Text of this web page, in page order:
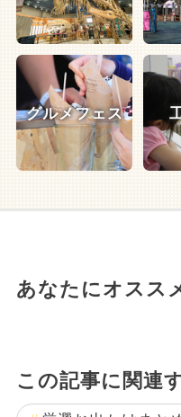
グルメフェス
あなたにオスス
この記事に関連